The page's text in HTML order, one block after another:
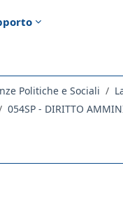
Politiche e Sociali
054SP - DIRITTO